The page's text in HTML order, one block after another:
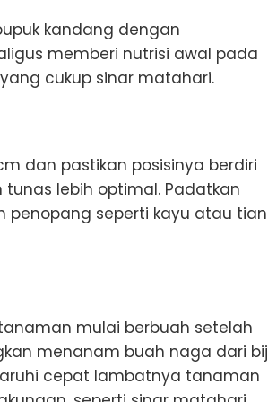
kandang dengan
memberi nutrisi awal pada
cukup sinar matahari.
dan pastikan posisinya berdiri
lebih optimal. Padatkan
penopang seperti kayu atau
mulai berbuah setelah
menanam buah naga dari
cepat lambatnya tanaman